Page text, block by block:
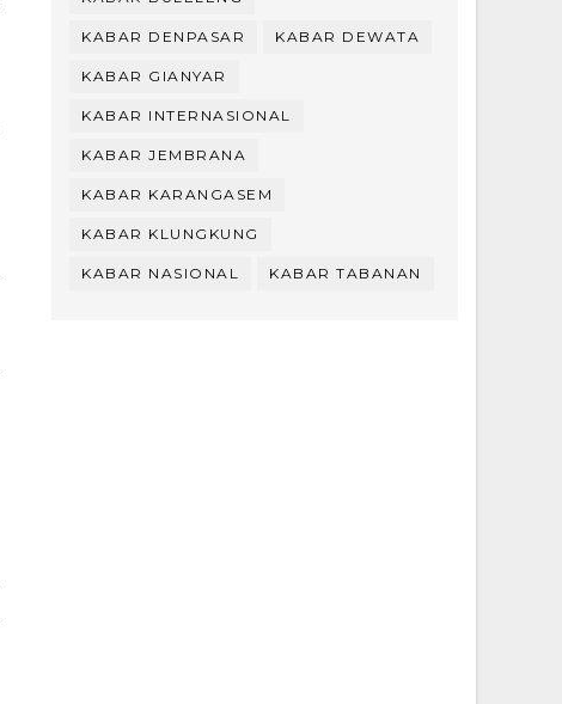
KABAR DENPASAR KABAR DEWATA
KABAR GIANYAR
KABAR INTERNASIONAL
KABAR JEMBRANA
KABAR KARANGASEM
KABAR KLUNGKUNG
KABAR NASIONAL KABAR TABANAN